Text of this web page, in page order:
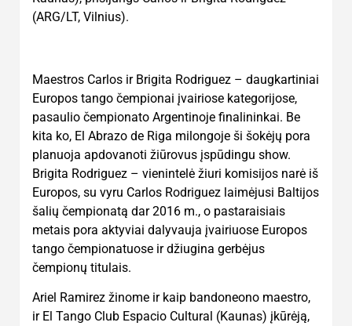
(ARG/LT, Vilnius).
Maestros Carlos ir Brigita Rodriguez – daugkartiniai
Europos tango čempionai įvairiose kategorijose,
pasaulio čempionato Argentinoje finalininkai. Be
kita ko, El Abrazo de Riga milongoje ši šokėjų pora
planuoja apdovanoti žiūrovus įspūdingu show.
Brigita Rodriguez – vienintelė žiuri komisijos narė iš
Europos, su vyru Carlos Rodriguez laimėjusi Baltijos
šalių čempionatą dar 2016 m., o pastaraisiais
metais pora aktyviai dalyvauja įvairiuose Europos
tango čempionatuose ir džiugina gerbėjus
čempionų titulais.
Ariel Ramirez žinome ir kaip bandoneono maestro,
ir El Tango Club Espacio Cultural (Kaunas) įkūrėją,